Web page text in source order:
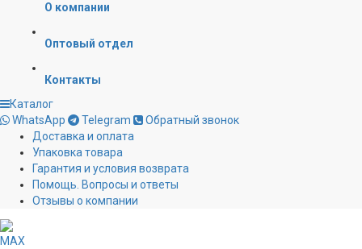
О компании
Оптовый отдел
Контакты
Каталог
WhatsApp
Telegram
Обратный звонок
Доставка и оплата
Упаковка товара
Гарантия и условия возврата
Помощь. Вопросы и ответы
Отзывы о компании
MAX